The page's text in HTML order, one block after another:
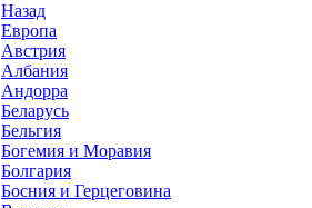
Назад
Европа
Австрия
Албания
Андорра
Беларусь
Бельгия
Богемия и Моравия
Болгария
Босния и Герцеговина